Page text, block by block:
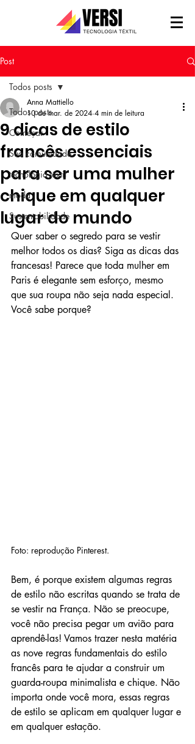
Post
Todos posts
Começar
Sua comunidade
tecnologia têxtil
moda
Sustentabilidade
Todos posts
9 dicas de estilo
francês essenciais
para ser uma mulher
chique em qualquer
lugar do mundo
Anna Mattiello
10 de mar. de 2024 4 min de leitura
Quer saber o segredo para se vestir
melhor todos os dias? Siga as dicas das
francesas! Parece que toda mulher em
Paris é elegante sem esforço, mesmo
que sua roupa não seja nada especial.
Você sabe porque?
Foto: reprodução Pinterest.
Bem, é porque existem algumas regras
de estilo não escritas quando se trata de
se vestir na França. Não se preocupe,
você não precisa pegar um avião para
aprendê-las! Vamos trazer nesta matéria
as nove regras fundamentais do estilo
francês para te ajudar a construir um
guarda-roupa minimalista e chique. Não
importa onde você mora, essas regras
de estilo se aplicam em qualquer lugar e
em qualquer estação.